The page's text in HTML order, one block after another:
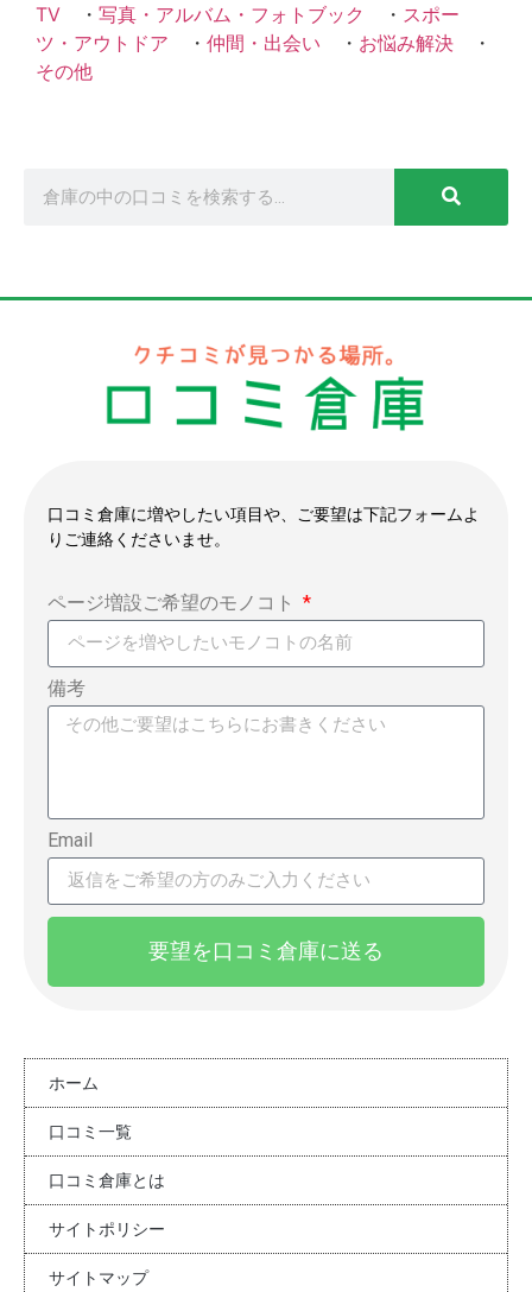
TV ・ 写真・アルバム・フォトブック ・ スポー
ツ・アウトドア ・ 仲間・出会い ・ お悩み解決 ・
その他
口コミ倉庫に増やしたい項目や、ご要望は下記フォームよ
りご連絡くださいませ。
ページ増設ご希望のモノコト
備考
Email
要望を口コミ倉庫に送る
ホーム
口コミ一覧
口コミ倉庫とは
サイトポリシー
サイトマップ